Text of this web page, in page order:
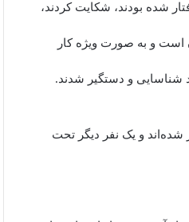
شده بودند، شکایت کردند،
است و به صورت ویژه کار
شناسایی و دستگیر شدند.
باند ۸ نفرند که ۷ نفرشان دستگیر شده‌اند و یک نفر دیگر تحت